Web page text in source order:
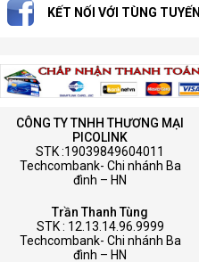
KẾT NỐI VỚI TÙNG TUYẾN
CÔNG TY TNHH THƯƠNG MẠI
PICOLINK
STK :19039849604011
Techcombank- Chi nhánh Ba
đình – HN
Trần Thanh Tùng
STK : 12.13.14.96.9999
Techcombank- Chi nhánh Ba
đình – HN